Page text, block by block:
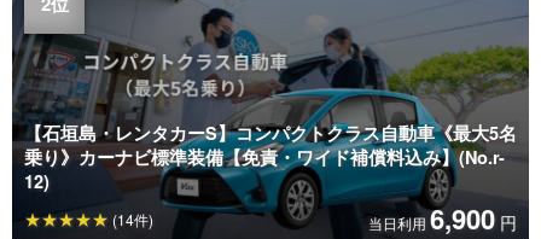
【石垣島・レンタカーS】コンパクトクラス自動車《最大5名
乗り》カーナビ標準装備【免責・ワイド補償料込み】(No.r-
12)
当日利用 6,900 円
(14件)